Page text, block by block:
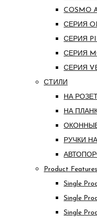
COSMO
СЕРИЯ
СЕРИЯ
СЕРИЯ
СЕРИЯ
СТИЛИ
НА
НА
РУЧКИ
Product Features
Single
Single
Single